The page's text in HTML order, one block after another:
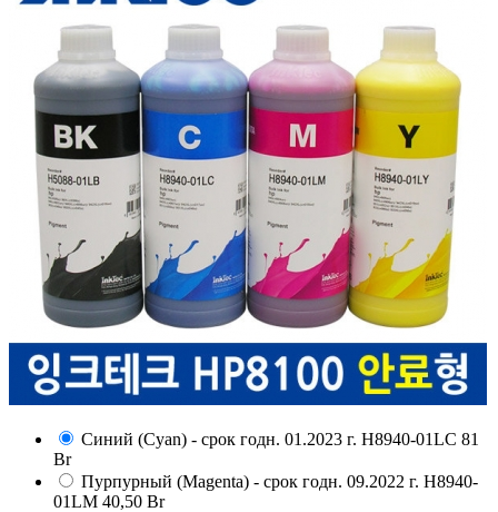
Синий (Cyan) - срок годн. 01.2023 г. H8940-01LC 81
Br
Пурпурный (Magenta) - срок годн. 09.2022 г. H8940-
01LM 40,50 Br